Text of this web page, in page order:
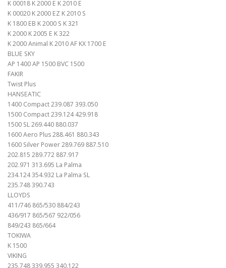
K 00018 K 2000 E K 2010 E
K 00020 K 2000 EZ K 2010 S
K 1800 EB K 2000 S K 321
K 2000 K 2005 E K 322
K 2000 Animal K 2010 AF KX 1700 E
BLUE SKY
AP 1400 AP 1500 BVC 1500
FAKIR
Twist Plus
HANSEATIC
1400 Compact 239.087 393.050
1500 Compact 239.124 429.918
1500 SL 269.440 880.037
1600 Aero Plus 288.461 880.343
1600 Silver Power 289.769 887.510
202.815 289.772 887.917
202.971 313.695 La Palma
234.124 354.932 La Palma SL
235.748 390.743
LLOYDS
411/746 865/530 884/243
436/917 865/567 922/056
849/243 865/664
TOKIWA
K 1500
VIKING
235.748 339.955 340.122